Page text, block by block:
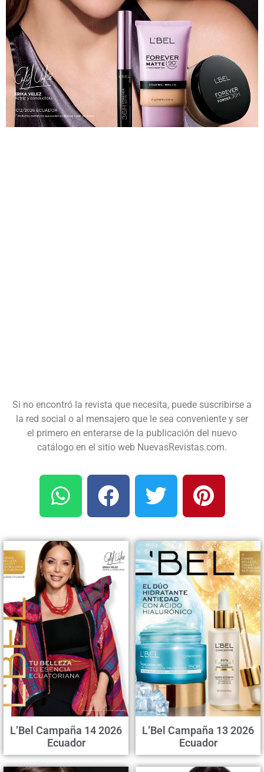
Si no encontró la revista que necesita, puede suscribirse a
la red social o al mensajero que le sea conveniente y ser
el primero en enterarse de la publicación del nuevo
catálogo en el sitio web NuevasRevistas.com.
L’Bel Campaña 14 2026
Ecuador
L’Bel Campaña 13 2026
Ecuador